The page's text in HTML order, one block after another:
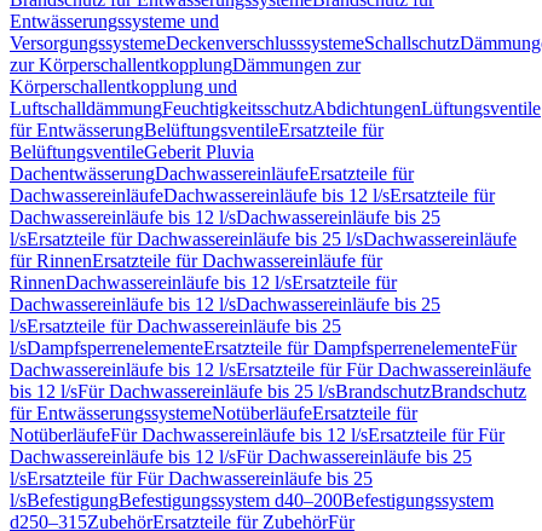
Entwässerungssysteme und
VersorgungssystemeDeckenverschlusssystemeSchallschutz
zur KörperschallentkopplungDämmungen zur
Körperschallentkopplung und
LuftschalldämmungFeuchtigkeitsschutzAbdichtungenLüftungsventile
für EntwässerungBelüftungsventileErsatzteile für
BelüftungsventileGeberit Pluvia
DachentwässerungDachwassereinläufeErsatzteile für
DachwassereinläufeDachwassereinläufe bis 12 l/sErsatzteile für
Dachwassereinläufe bis 12 l/sDachwassereinläufe bis 25
l/sErsatzteile für Dachwassereinläufe bis 25 l/sDachwassereinläufe
für RinnenErsatzteile für Dachwassereinläufe für
RinnenDachwassereinläufe bis 12 l/sErsatzteile für
Dachwassereinläufe bis 12 l/sDachwassereinläufe bis 25
l/sErsatzteile für Dachwassereinläufe bis 25
l/sDampfsperrenelementeErsatzteile für DampfsperrenelementeFür
Dachwassereinläufe bis 12 l/sErsatzteile für Für Dachwassereinläufe
bis 12 l/sFür Dachwassereinläufe bis 25 l/sBrandschutzBrandschutz
für EntwässerungssystemeNotüberläufeErsatzteile für
NotüberläufeFür Dachwassereinläufe bis 12 l/sErsatzteile für Für
Dachwassereinläufe bis 12 l/sFür Dachwassereinläufe bis 25
l/sErsatzteile für Für Dachwassereinläufe bis 25
l/sBefestigungBefestigungssystem d40–200Befestigungssystem
d250–315ZubehörErsatzteile für ZubehörFür